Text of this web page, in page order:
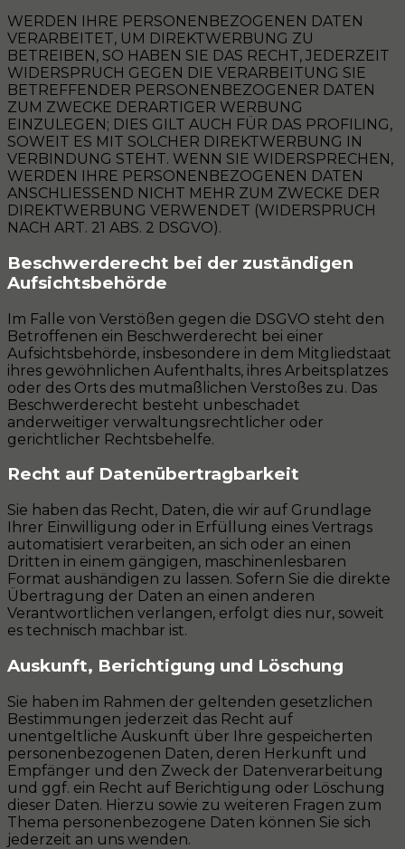
WERDEN IHRE PERSONENBEZOGENEN DATEN
VERARBEITET, UM DIREKTWERBUNG ZU
BETREIBEN, SO HABEN SIE DAS RECHT, JEDERZEIT
WIDERSPRUCH GEGEN DIE VERARBEITUNG SIE
BETREFFENDER PERSONENBEZOGENER DATEN
ZUM ZWECKE DERARTIGER WERBUNG
EINZULEGEN; DIES GILT AUCH FÜR DAS PROFILING,
SOWEIT ES MIT SOLCHER DIREKTWERBUNG IN
VERBINDUNG STEHT. WENN SIE WIDERSPRECHEN,
WERDEN IHRE PERSONENBEZOGENEN DATEN
ANSCHLIESSEND NICHT MEHR ZUM ZWECKE DER
DIREKTWERBUNG VERWENDET (WIDERSPRUCH
NACH ART. 21 ABS. 2 DSGVO).
Beschwerde­recht bei der zuständigen
Aufsichts­behörde
Im Falle von Verstößen gegen die DSGVO steht den
Betroffenen ein Beschwerderecht bei einer
Aufsichtsbehörde, insbesondere in dem Mitgliedstaat
ihres gewöhnlichen Aufenthalts, ihres Arbeitsplatzes
oder des Orts des mutmaßlichen Verstoßes zu. Das
Beschwerderecht besteht unbeschadet
anderweitiger verwaltungsrechtlicher oder
gerichtlicher Rechtsbehelfe.
Recht auf Daten­übertrag­barkeit
Sie haben das Recht, Daten, die wir auf Grundlage
Ihrer Einwilligung oder in Erfüllung eines Vertrags
automatisiert verarbeiten, an sich oder an einen
Dritten in einem gängigen, maschinenlesbaren
Format aushändigen zu lassen. Sofern Sie die direkte
Übertragung der Daten an einen anderen
Verantwortlichen verlangen, erfolgt dies nur, soweit
es technisch machbar ist.
Auskunft, Berichtigung und Löschung
Sie haben im Rahmen der geltenden gesetzlichen
Bestimmungen jederzeit das Recht auf
unentgeltliche Auskunft über Ihre gespeicherten
personenbezogenen Daten, deren Herkunft und
Empfänger und den Zweck der Datenverarbeitung
und ggf. ein Recht auf Berichtigung oder Löschung
dieser Daten. Hierzu sowie zu weiteren Fragen zum
Thema personenbezogene Daten können Sie sich
jederzeit an uns wenden.